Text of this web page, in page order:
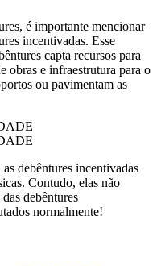
é importante mencionar
incentivadas. Esse
capta recursos para
obras e infraestrutura para o
ou pavimentam as
debêntures incentivadas
Contudo, elas não
debêntures
normalmente!